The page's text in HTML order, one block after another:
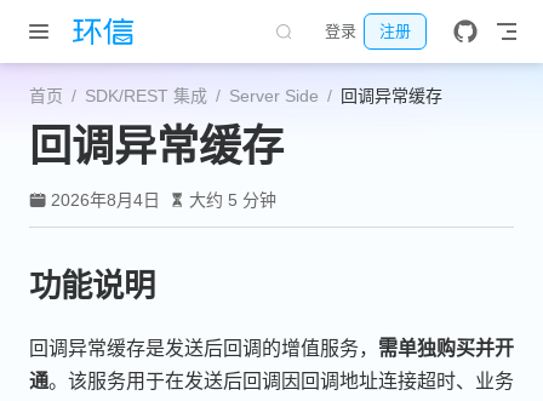
跳至主要內容
登录 注册
首页 SDK/REST 集成 Server Side 回调异常缓存
回调异常缓存
2026年8月4日 大约 5 分钟
功能说明
回调异常缓存是发送后回调的增值服务， 需单独购买并开
通。该服务用于在发送后回调因回调地址连接超时、业务